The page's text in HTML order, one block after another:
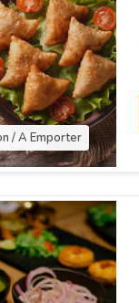
/ A Emporter